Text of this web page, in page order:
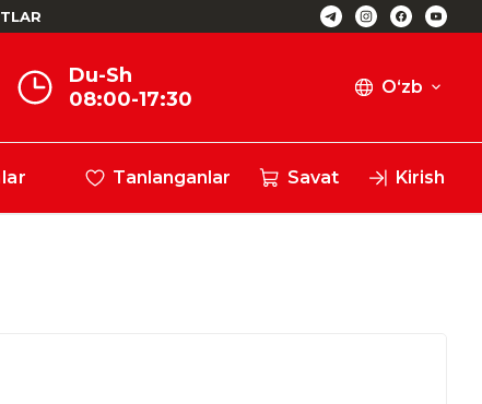
Du-Sh
08:00-17:30
O‘zb
Tanlanganlar Savat Kirish